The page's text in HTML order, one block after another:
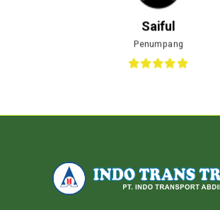
Saiful
Penumpang